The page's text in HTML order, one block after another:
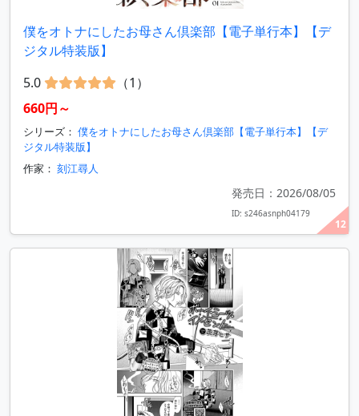
12
僕をオトナにしたお母さん倶楽部【電子単行本】【デ
ジタル特装版】
5.0
（1）
660円～
シリーズ： 僕をオトナにしたお母さん倶楽部【電子単行本】【デ
ジタル特装版】
作家： 刻江尋人
発売日：2026/08/05
ID: s246asnph04179